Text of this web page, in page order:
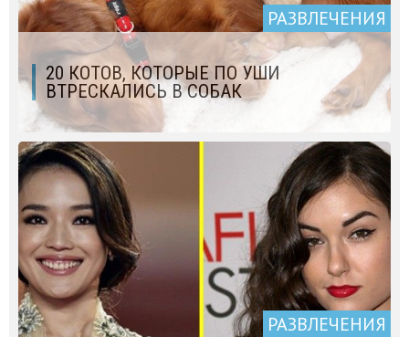
РАЗВЛЕЧЕНИЯ
20 КОТОВ, КОТОРЫЕ ПО УШИ
ВТРЕСКАЛИСЬ В СОБАК
РАЗВЛЕЧЕНИЯ